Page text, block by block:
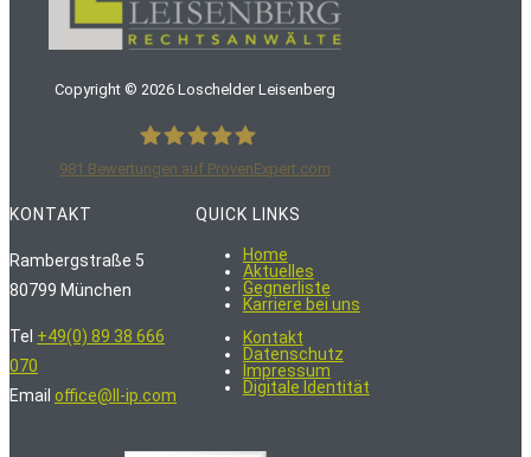
Copyright © 2026 Loschelder Leisenberg
LoschelderLeisenberg Rechtsanwälte
981 Bewertungen auf ProvenExpert.com
KONTAKT
Rambergstraße 5
80799 München
Tel +49(0) 89 38 666
070
Email office@ll-ip.com
QUICK LINKS
Home
Aktuelles
Gegnerliste
Karriere bei uns
Kontakt
Datenschutz
Impressum
Digitale Identität